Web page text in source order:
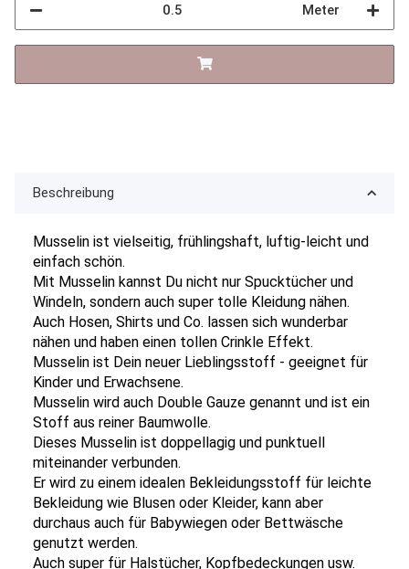
Meter
Beschreibung
Musselin ist vielseitig, frühlingshaft, luftig-leicht und
einfach schön.
Mit Musselin kannst Du nicht nur Spucktücher und
Windeln, sondern auch super tolle Kleidung nähen.
Auch Hosen, Shirts und Co. lassen sich wunderbar
nähen und haben einen tollen Crinkle Effekt.
Musselin ist Dein neuer Lieblingsstoff - geeignet für
Kinder und Erwachsene.
Musselin wird auch Double Gauze genannt und ist ein
Stoff aus reiner Baumwolle.
Dieses Musselin ist doppellagig und punktuell
miteinander verbunden.
Er wird zu einem idealen Bekleidungsstoff für leichte
Bekleidung wie Blusen oder Kleider, kann aber
durchaus auch für Babywiegen oder Bettwäsche
genutzt werden.
Auch super für Halstücher, Kopfbedeckungen usw.